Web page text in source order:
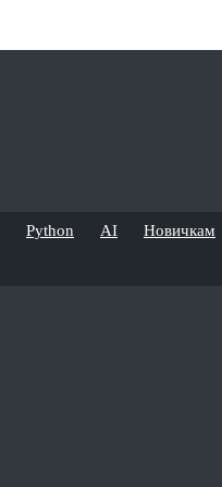
Python AI Новичкам